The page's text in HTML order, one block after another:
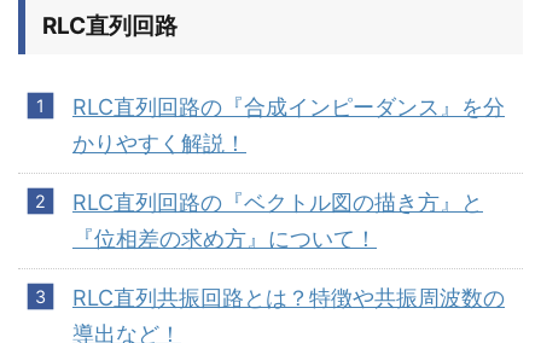
RLC直列回路
RLC直列回路の『合成インピーダンス』を分
かりやすく解説！
RLC直列回路の『ベクトル図の描き方』と
『位相差の求め方』について！
RLC直列共振回路とは？特徴や共振周波数の
導出など！